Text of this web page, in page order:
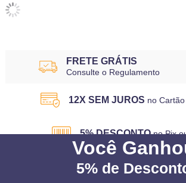
FRETE GRÁTIS
Consulte o Regulamento
12X SEM JUROS no
5% DESCONTO no Pix
Você
5% de